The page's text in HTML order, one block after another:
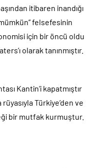
itibaren inandığı
felsefesinin
için bir öncü oldu
olarak tanınmıştır.
Kantin’i kapatmıştır
Türkiye’den ve
bir mutfak kurmuştur.